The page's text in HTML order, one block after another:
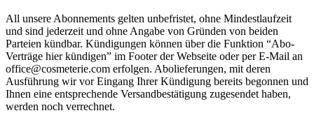
All unsere Abonnements gelten unbefristet, ohne Mindestlaufzeit
und sind jederzeit und ohne Angabe von Gründen von beiden
Parteien kündbar. Kündigungen können über die Funktion “Abo-
Verträge hier kündigen” im Footer der Webseite oder per E-Mail an
office@cosmeterie.com erfolgen. Abolieferungen, mit deren
Ausführung wir vor Eingang Ihrer Kündigung bereits begonnen und
Ihnen eine entsprechende Versandbestätigung zugesendet haben,
werden noch verrechnet.